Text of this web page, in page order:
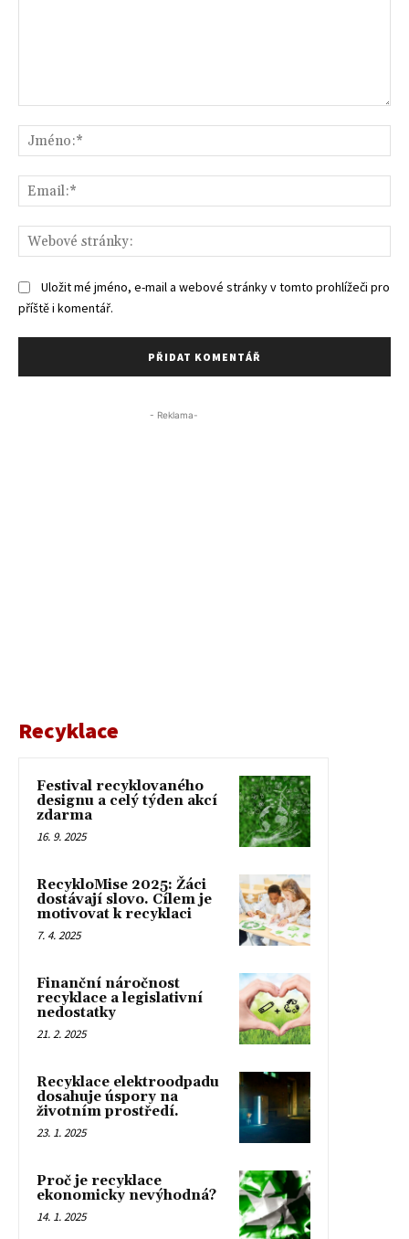
Uložit mé jméno, e-mail a webové stránky v tomto prohlížeči pro
příště i komentář.
- Reklama-
Recyklace
Festival recyklovaného
designu a celý týden akcí
zdarma
16. 9. 2025
RecykloMise 2025: Žáci
dostávají slovo. Cílem je
motivovat k recyklaci
7. 4. 2025
Finanční náročnost
recyklace a legislativní
nedostatky
21. 2. 2025
Recyklace elektroodpadu
dosahuje úspory na
životním prostředí.
23. 1. 2025
Proč je recyklace
ekonomicky nevýhodná?
14. 1. 2025